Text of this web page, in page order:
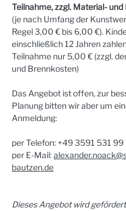
Teilnahme, zzgl. Material-
(je nach Umfang der
Regel 3,00 € bis 6,00 €).
einschließlich 12 Jahren
Teilnahme nur 5,00 € (zzgl.
und Brennkosten)
Das Angebot ist offen, zur
Planung bitten wir aber um
Anmeldung:
per Telefon: +49 3591 531 99
per E-Mail:
bautzen.de
Dieses Angebot wird